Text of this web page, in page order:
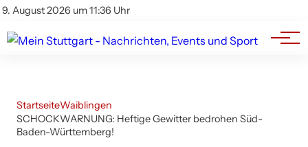
9. August 2026 um 11:36 Uhr
Impressum
Branchenbuch
Werbung
StartseiteWaiblingen
SCHOCKWARNUNG: Heftige Gewitter bedrohen Süd-
Baden-Württemberg!